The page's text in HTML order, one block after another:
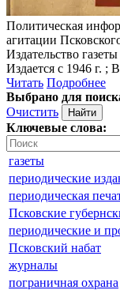
Политическая
агитации
Издательство
Издается с 1946 г. ;
Читать Подробнее
Выбрано для
Очистить
Ключевые слова:
газеты
периодические
периодическая
Псковские
периодические и
Псковский набат
журналы
пограничная охрана